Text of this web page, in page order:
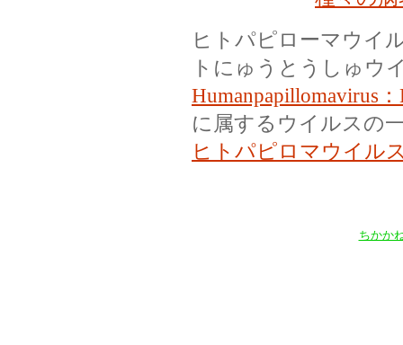
ヒトパピローマウイ
トにゅうとうしゅウ
Humanpapillomavirus
に属するウイルスの
ヒトパピロマウイル
ちかか